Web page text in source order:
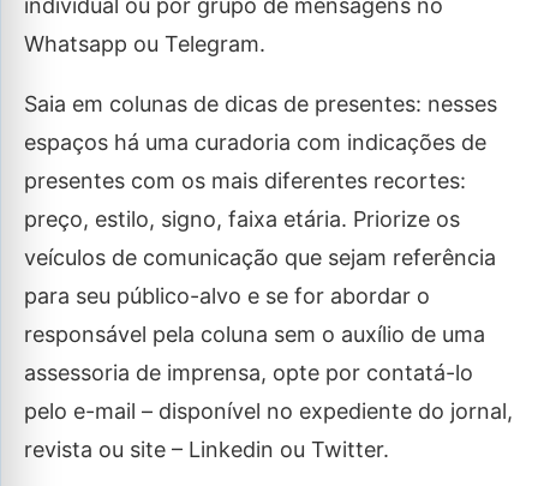
individual ou por grupo de mensagens no
Whatsapp ou Telegram.
Saia em colunas de dicas de presentes: nesses
espaços há uma curadoria com indicações de
presentes com os mais diferentes recortes:
preço, estilo, signo, faixa etária. Priorize os
veículos de comunicação que sejam referência
para seu público-alvo e se for abordar o
responsável pela coluna sem o auxílio de uma
assessoria de imprensa, opte por contatá-lo
pelo e-mail – disponível no expediente do jornal,
revista ou site – Linkedin ou Twitter.